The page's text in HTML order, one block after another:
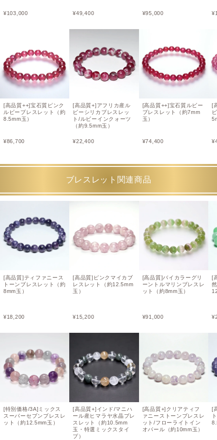
¥103,000
[高品質++]宝石質ピンク
ルビーブレスレット（約
8.5mm玉）
¥86,700
¥49,400
[高品質+]アフリカ産ル
ビーシリカブレスレッ
ト/ルビーインクォーツ
（約9.5mm玉）
¥22,400
¥95,000
[高品質++]宝石質ルビー
ブレスレット（約7mm
玉）
¥74,400
¥
[
¥
ブレスレット関連商品
[高品質]ティファニース
トーンブレスレット（約
8mm玉）
¥18,200
[特別価格/3A]ミックス
スーパーセブンブレスレ
ット（約12.5mm玉）
[高品質]ピンクマイカブ
レスレット（約12.5mm
玉）
¥15,200
[高品質+]インド/マニハ
ール産ヒマラヤ水晶ブレ
スレット（約10.5mm
玉・特選ミックスタイ
プ）
[高品質]バイカラーグリ
ーントルマリンブレスレ
ット（約8mm玉）
¥91,000
[高品質+]クリアティフ
ァニーストーンブレスレ
ット/フローライトイン
オパール（約10mm玉）
[
¥
[